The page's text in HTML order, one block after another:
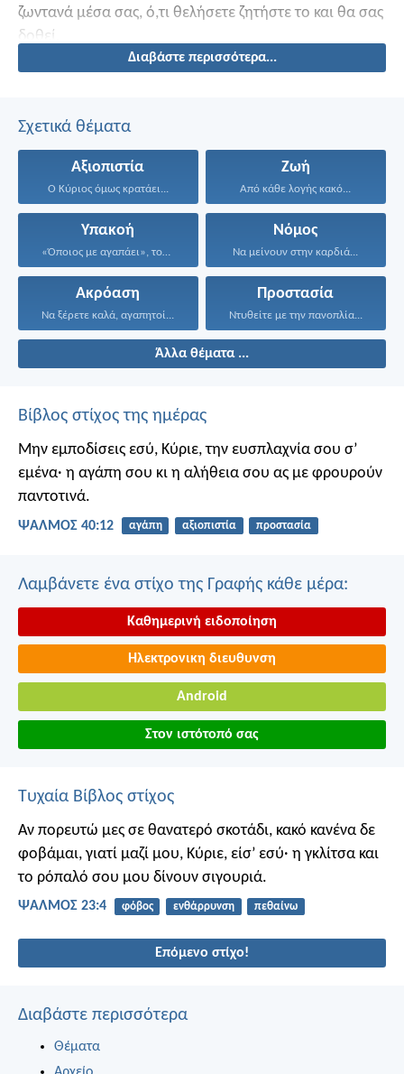
ζωντανά μέσα σας, ό,τι θελήσετε ζητήστε το και θα σας
δοθεί.
Διαβάστε περισσότερα...
Σχετικά θέματα
Αξιοπιστία
Ο Κύριος όμως κρατάει...
Ζωή
Από κάθε λογής κακό...
Υπακοή
«Όποιος με αγαπάει», του...
Νόμος
Να μείνουν στην καρδιά...
Ακρόαση
Να ξέρετε καλά, αγαπητοί...
Προστασία
Ντυθείτε με την πανοπλία...
Άλλα θέματα ...
Βίβλος στίχος της ημέρας
Μην εμποδίσεις εσύ, Κύριε, την ευσπλαχνία σου σ’
εμένα· η αγάπη σου κι η αλήθεια σου ας με φρουρούν
παντοτινά.
ΨΑΛΜΌΣ 40:12 αγάπη αξιοπιστία προστασία
Λαμβάνετε ένα στίχο της Γραφής κάθε μέρα:
Καθημερινή ειδοποίηση
Ηλεκτρονικη διευθυνση
Android
Στον ιστότοπό σας
Τυχαία Βίβλος στίχος
Αν πορευτώ μες σε θανατερό σκοτάδι, κακό κανένα δε
φοβάμαι, γιατί μαζί μου, Κύριε, είσ’ εσύ· η γκλίτσα και
το ρόπαλό σου μου δίνουν σιγουριά.
ΨΑΛΜΌΣ 23:4 φόβος ενθάρρυνση πεθαίνω
Επόμενο στίχο!
Διαβάστε περισσότερα
Θέματα